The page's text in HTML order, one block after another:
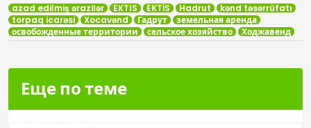
azad edilmiş ərazilər
EKTIS EKTİS Hadrut
kənd təsərrüfatı
torpaq icarəsi
Xocavənd Гадрут
земельная аренда
освобожденные территории
сельское хозяйство Ходжавенд
Еще по теме